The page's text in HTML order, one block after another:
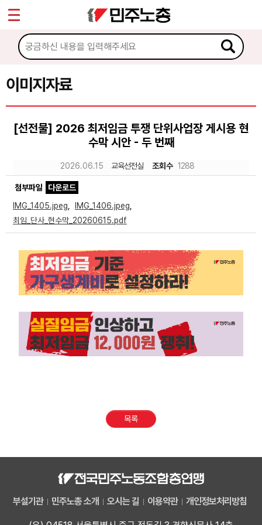
이미지자료
[선전물] 2026 최저임금 투쟁 단위사업장 게시용 현
수막 시안 - 두 번째
2026.06.15 교육선전실 조회수 1288
첨부파일
다운로드
IMG_1405.jpeg
IMG_1406.jpeg
최임_단사_현수막_20260615.pdf
목록
부설기관 민주노총 소개 오시는 길 이용약관 개인정보처리방침
마이페이지
소개
소식
문서자료
이미지자료
미디어자료
부설기관
업무
Sketchbook5, 스케치북5
Sketchbook5, 스케치북5